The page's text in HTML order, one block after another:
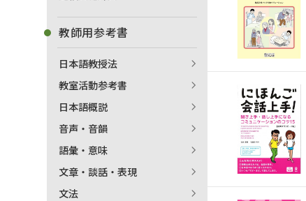
教師用参考書
日本語教授法
教室活動参考書
日本語概説
音声・音韻
語彙・意味
文章・談話・表現
文法